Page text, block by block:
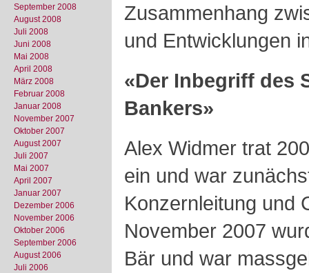
September 2008
August 2008
Juli 2008
Juni 2008
Mai 2008
April 2008
März 2008
Februar 2008
Januar 2008
November 2007
Oktober 2007
August 2007
Juli 2007
Mai 2007
April 2007
Januar 2007
Dezember 2006
November 2006
Oktober 2006
September 2006
August 2006
Juli 2006
Zusammenhang
und Entwicklungen
«Der Inbegriff des
Bankers»
Alex Widmer trat
ein und war
Konzernleitung und
November 2007
Bär und war